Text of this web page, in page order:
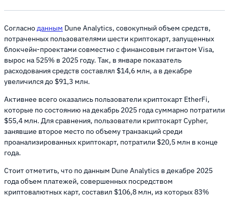
Согласноданным Dune Analytics, совокупный объем средств,
потраченных пользователями шести криптокарт, запущенных
блокчейн-проектами совместно с финансовым гигантом Visa,
вырос на 525% в 2025 году. Так, в январе показатель
расходования средств составлял $14,6 млн, а в декабре
увеличился до $91,3 млн.
Активнее всего оказались пользователи криптокарт EtherFi,
которые по состоянию на декабрь 2025 года суммарно потратили
$55,4 млн. Для сравнения, пользователи криптокарт Cypher,
занявшие второе место по объему транзакций среди
проанализированных криптокарт, потратили $20,5 млн в конце
года.
Стоит отметить, что по данным Dune Analytics в декабре 2025
года объем платежей, совершенных посредством
криптовалютных карт, составил $106,8 млн, из которых 83%